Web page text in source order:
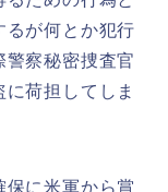
るが何とか犯行
警察秘密捜査官
荷担してしま
に米軍から賞